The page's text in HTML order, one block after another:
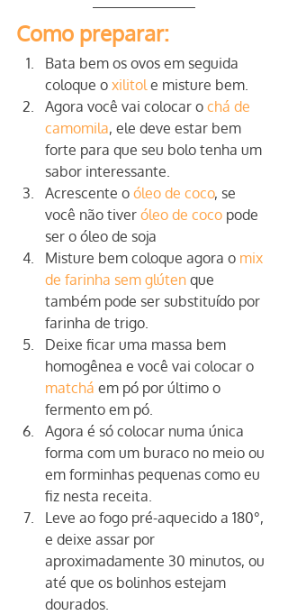
Como preparar:
Bata bem os ovos em seguida
coloque o xilitol e misture bem.
Agora você vai colocar o chá de
camomila, ele deve estar bem
forte para que seu bolo tenha um
sabor interessante.
Acrescente o óleo de coco, se
você não tiver óleo de coco pode
ser o óleo de soja
Misture bem coloque agora o mix
de farinha sem glúten que
também pode ser substituído por
farinha de trigo.
Deixe ficar uma massa bem
homogênea e você vai colocar o
matchá em pó por último o
fermento em pó.
Agora é só colocar numa única
forma com um buraco no meio ou
em forminhas pequenas como eu
fiz nesta receita.
Leve ao fogo pré-aquecido a 180°,
e deixe assar por
aproximadamente 30 minutos, ou
até que os bolinhos estejam
dourados.